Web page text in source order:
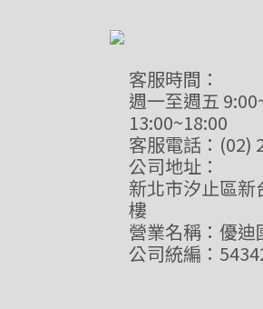
客服時間：
週一至週五
13:00~18:00
客服電話：(02)
公司地址：
新北市汐止區
樓
營業名稱：優迪
公司統編：